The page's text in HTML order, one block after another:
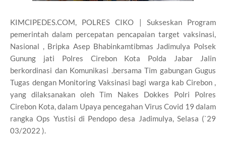
KIMCIPEDES.COM, POLRES CIKO | Sukseskan Program
pemerintah dalam percepatan pencapaian target vaksinasi,
Nasional , Bripka Asep Bhabinkamtibmas Jadimulya Polsek
Gunung jati Polres Cirebon Kota Polda Jabar Jalin
berkordinasi dan Komunikasi .bersama Tim gabungan Gugus
Tugas dengan Monitoring Vaksinasi bagi warga kab Cirebon ,
yang dilaksanakan oleh Tim Nakes Dokkes Polri Polres
Cirebon Kota, dalam Upaya pencegahan Virus Covid 19 dalam
rangka Ops Yustisi di Pendopo desa Jadimulya, Selasa (`29
03/2022 ).